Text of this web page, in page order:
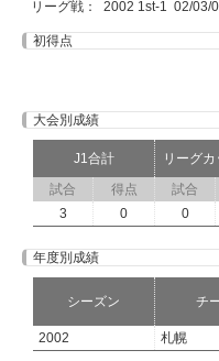
リーグ戦： 2002 1st-1 02/03/
初得点
大会別成績
J1合計 リーグ
試合
得点 試合
3
0 0
年度別成績
シーズン チ
2002
札幌